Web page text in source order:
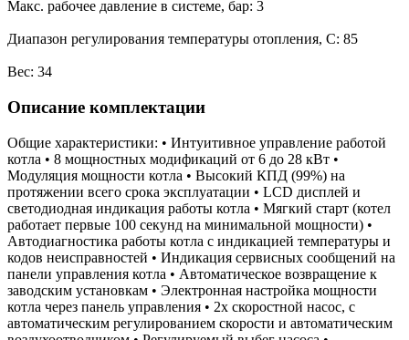
Макс. рабочее давление в системе, бар: 3
Диапазон регулирования температуры отопления, С: 85
Вес: 34
Описание комплектации
Общие характеристики: • Интуитивное управление работой
котла • 8 мощностных модификаций от 6 до 28 кВт •
Модуляция мощности котла • Высокий КПД (99%) на
протяжении всего срока эксплуатации • LCD дисплей и
светодиодная индикация работы котла • Мягкий старт (котел
работает первые 100 секунд на минимальной мощности) •
Автодиагностика работы котла с индикацией температуры и
кодов неисправностей • Индикация сервисных сообщений на
панели управления котла • Автоматическое возвращение к
заводским установкам • Электронная настройка мощности
котла через панель управления • 2х скоростной насос, с
автоматическим регулированием скорости и автоматическим